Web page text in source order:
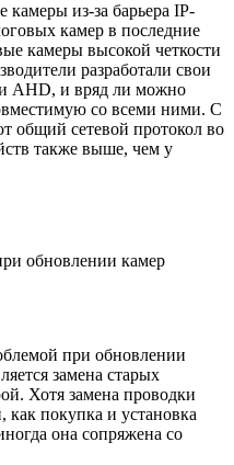
камеры из-за барьера IP-
камер в последние
камеры высокой четкости
разработали свои
AHD, и вряд ли можно
со всеми ними. С
общий сетевой протокол во
также выше, чем у
обновлении камер
при обновлении
замена старых
Хотя замена проводки
как покупка и установка
она сопряжена со